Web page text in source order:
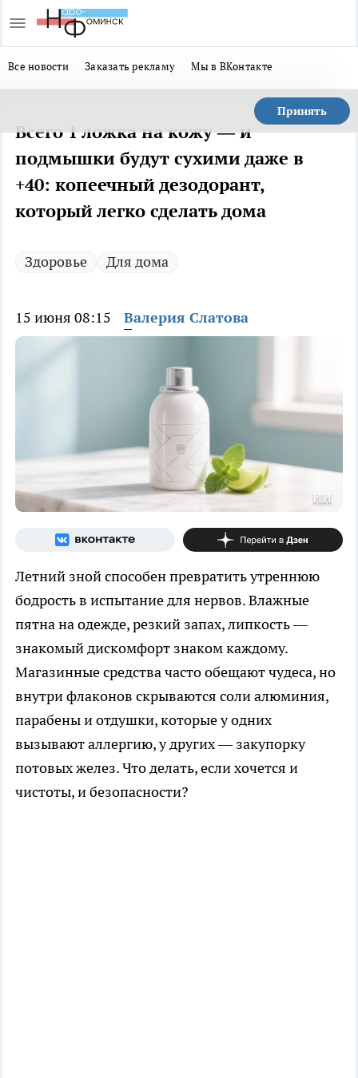
Все новости Заказать рекламу Мы в ВКонтакте
Принять
Всего 1 ложка на кожу — и
подмышки будут сухими даже в
+40: копеечный дезодорант,
который легко сделать дома
Здоровье Для дома
15 июня 08:15 Валерия Слатова
ИИ
Летний зной способен превратить утреннюю
бодрость в испытание для нервов. Влажные
пятна на одежде, резкий запах, липкость —
знакомый дискомфорт знаком каждому.
Магазинные средства часто обещают чудеса, но
внутри флаконов скрываются соли алюминия,
парабены и отдушки, которые у одних
вызывают аллергию, у других — закупорку
потовых желез. Что делать, если хочется и
чистоты, и безопасности?